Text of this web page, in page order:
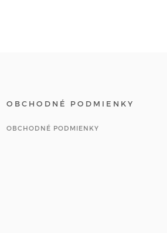
OBCHODNÉ PODMIENKY
OBCHODNÉ PODMIENKY